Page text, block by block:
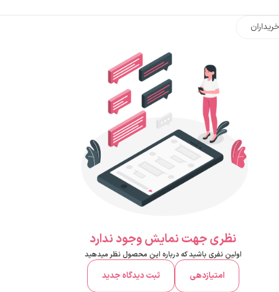
خریداران
نظری جهت نمایش وجود ندارد
اولین نفری باشید که درباره این محصول نظر میدهید
امتیازدهی ثبت دیدگاه جدید